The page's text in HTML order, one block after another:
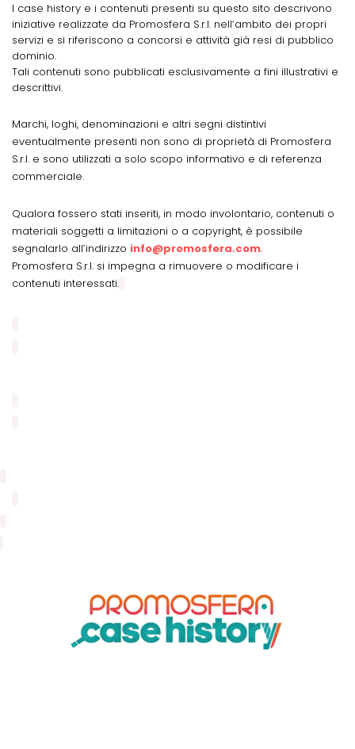
I case history e i contenuti presenti su questo sito descrivono
iniziative realizzate da Promosfera S.r.l. nell’ambito dei propri
servizi e si riferiscono a concorsi e attività già resi di pubblico
dominio.
Tali contenuti sono pubblicati esclusivamente a fini illustrativi e
descrittivi.
Marchi, loghi, denominazioni e altri segni distintivi
eventualmente presenti non sono di proprietà di Promosfera
S.r.l. e sono utilizzati a solo scopo informativo e di referenza
commerciale.
Qualora fossero stati inseriti, in modo involontario, contenuti o
materiali soggetti a limitazioni o a copyright, è possibile
segnalarlo all’indirizzo info@promosfera.com.
Promosfera S.r.l. si impegna a rimuovere o modificare i
contenuti interessati.